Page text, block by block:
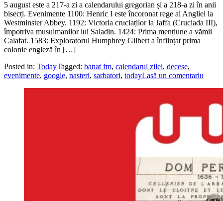
5 august este a 217-a zi a calendarului gregorian și a 218-a zi în anii
bisecți. Evenimente 1100: Henric I este încoronat rege al Angliei la
Westminster Abbey. 1192: Victoria cruciaților la Jaffa (Cruciada III),
împotriva musulmanilor lui Saladin. 1424: Prima mențiune a vămii
Calafat. 1583: Exploratorul Humphrey Gilbert a înființat prima
colonie engleză în […]
Posted in: TodayTagged: banat fm, calendarul zilei, decese,
evenimente, google, nasteri, sarbatori, todayLasă un comentariu